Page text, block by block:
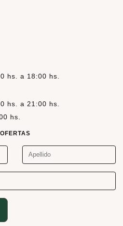
hs. a 18:00 hs.
hs. a 21:00 hs.
hs.